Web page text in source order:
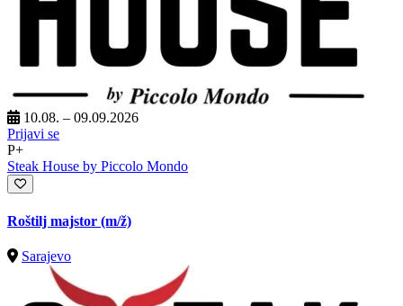
10.08. – 09.09.2026
Prijavi se
P+
Steak House by Piccolo Mondo
Roštilj majstor (m/ž)
Sarajevo